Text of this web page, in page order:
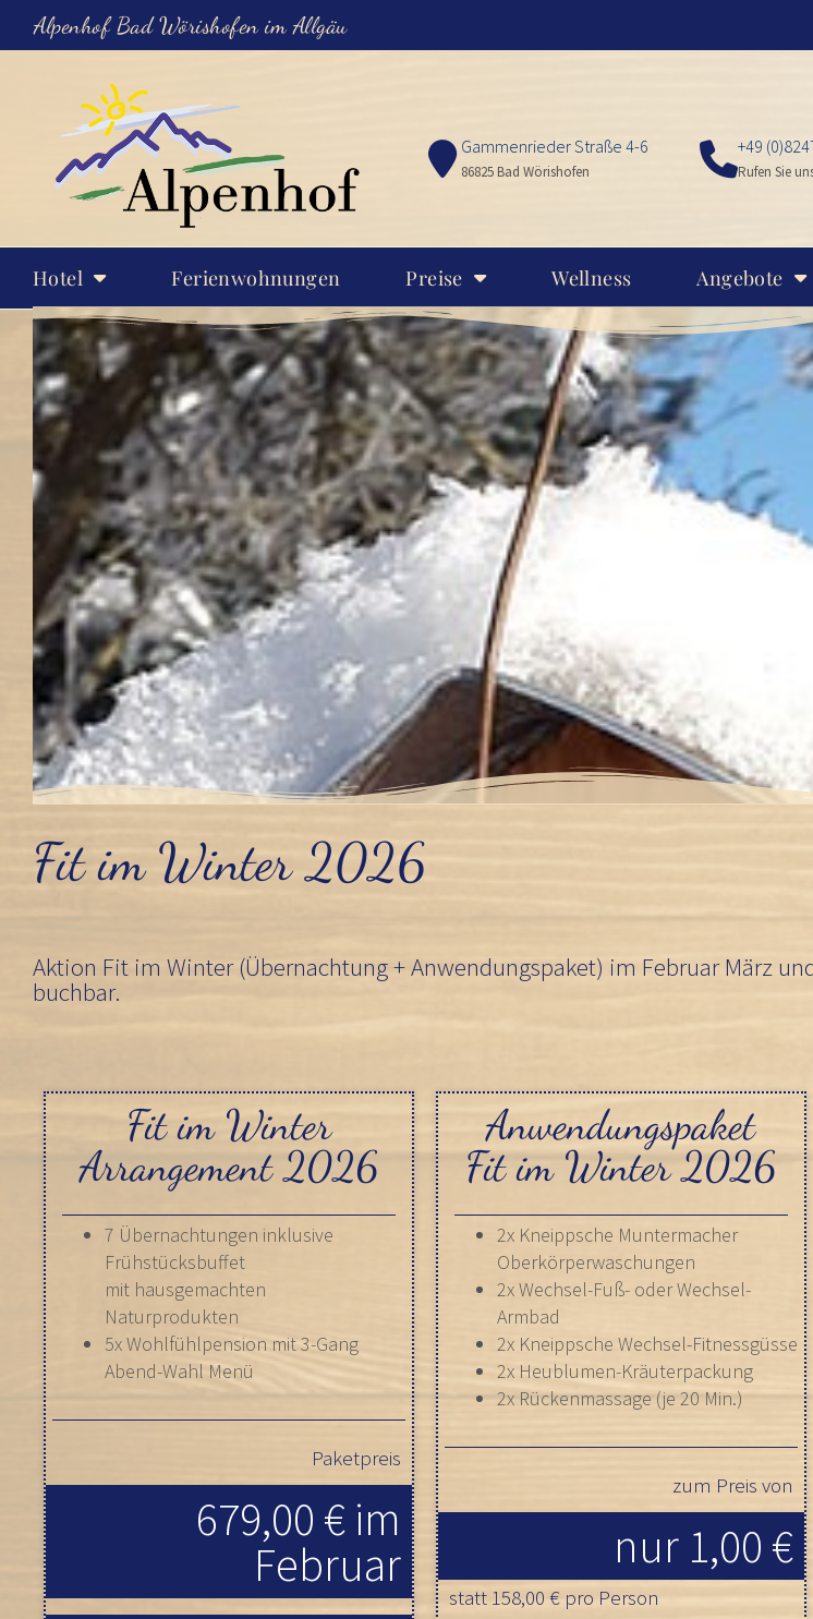
Alpenhof Bad Wörishofen im Allgäu
Gammenrieder Straße 4-6
86825 Bad Wörishofen
+49
Rufen Sie
Hotel Ferienwohnungen Preise Wellness Angebote
Fit im Winter 2026
Aktion Fit im Winter (Übernachtung + Anwendungspaket) im Februar März
buchbar.
Fit im Winter
Arrangement 2026
7 Übernachtungen inklusive
Frühstücksbuffet
mit hausgemachten
Naturprodukten
5x Wohlfühlpension mit 3-Gang
Abend-Wahl Menü
Paketpreis
679,00 € im
Februar
Anwendungspaket
Fit im Winter 2026
2x Kneippsche Muntermacher
Oberkörperwaschungen
2x Wechsel-Fuß- oder Wechsel-
Armbad
2x Kneippsche Wechsel-Fitnessgüsse
2x Heublumen-Kräuterpackung
2x Rückenmassage (je 20 Min.)
zum Preis von
nur 1,00 €
statt 158,00 € pro Person